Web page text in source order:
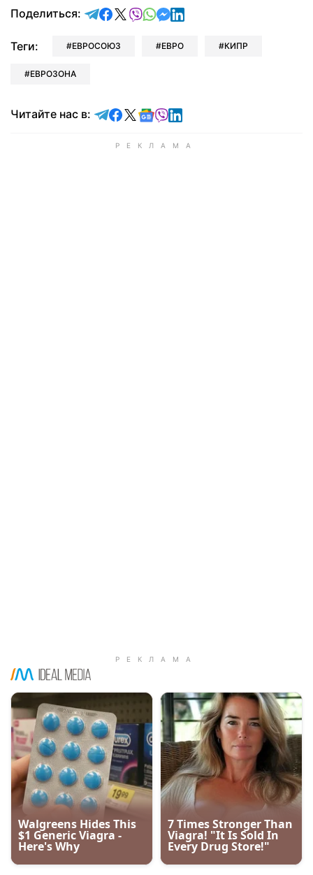
Поделиться: отправить в Telegram
поделиться в Facebook
поделиться в X
отправить в Viber
отправить в Whatsapp
отправить в Messenger
отправить в LinkedIn
Теги: ЕВРОСОЮЗ ЕВРО КИПР
ЕВРОЗОНА
Читайте нас в: Читайте в Telegram
Читайте в Facebook
Читайте в X
Читайте в Google news
Читайте в Viber
Читайте в LinkedIn